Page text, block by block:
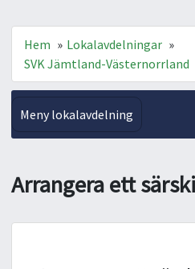
Hem » Lokalavdelningar »
SVK Jämtland-Västernorrland
Meny lokalavdelning
Arrangera ett